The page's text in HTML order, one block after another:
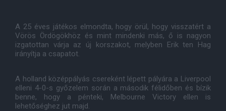
A 25 éves játékos elmondta, hogy örül, hogy visszatért a
Vörös Ördögökhöz és mint mindenki más, ő is nagyon
izgatottan várja az új korszakot, melyben Erik ten Hag
irányítja a csapatot.
A holland középpályás csereként lépett pályára a Liverpool
elleni 4-0-s győzelem során a második félidőben és bízik
benne, hogy a pénteki, Melbourne Victory ellen is
lehetőséghez jut majd.